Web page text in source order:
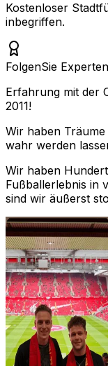
Kostenloser
inbegriffen.
FolgenSie Experten
Erfahrung mit der
2011!
Wir haben Träume
wahr werden
Wir haben
Fußballerlebnis in
sind wir äußerst